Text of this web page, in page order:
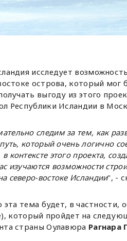
исследует
острова, который мог
выгоду из этого
Республики Исландии в
следим за тем, как
путь, который очень логично
контексте этого проекта,
изучаются возможности
северо-востоке Исландии", -
эта тема будет, в
который пройдет на
страны Оулавюра Рагнара